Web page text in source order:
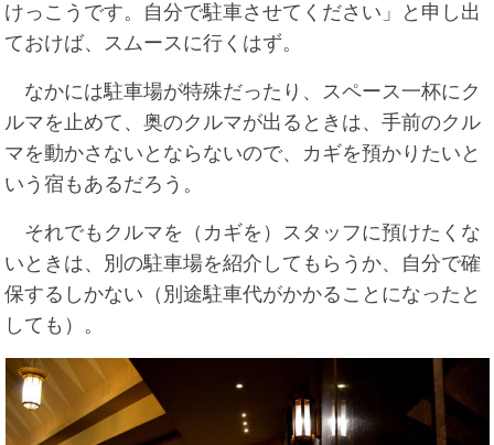
けっこうです。自分で駐車させてください」と申し出
ておけば、スムースに行くはず。
なかには駐車場が特殊だったり、スペース一杯にク
ルマを止めて、奥のクルマが出るときは、手前のクル
マを動かさないとならないので、カギを預かりたいと
いう宿もあるだろう。
それでもクルマを（カギを）スタッフに預けたくな
いときは、別の駐車場を紹介してもらうか、自分で確
保するしかない（別途駐車代がかかることになったと
しても）。